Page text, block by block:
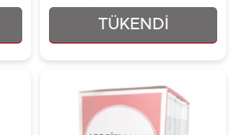
TÜKENDI
₺224,40